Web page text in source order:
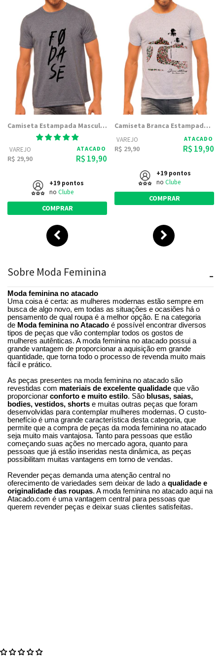
Camiseta Estampada Masculina Joss - Fodase
VAREJO
R$ 29,90
ATACADO
R$ 19,90
+19 pontos
no Clube
COMPRAR
Camiseta Branca Estampada Masculina Joss - Cidades Do Brasil
VAREJO
R$ 29,90
ATACADO
R$ 19,90
+19 pontos
no Clube
COMPRAR
Sobre Moda Feminina -
Moda femininano atacado
Uma coisa é certa: as mulheres modernas estão sempre em
busca de algo novo, em todas as situações e ocasiões há o
pensamento de qual roupa é a melhor opção. E na categoria
de Moda feminina no Atacado é possível encontrar diversos
tipos de peças que vão contemplar todos os gostos de
mulheres autênticas. A moda feminina no atacado possui a
grande vantagem de proporcionar a aquisição em grande
quantidade, que torna todo o processo de revenda muito mais
fácil e prático.
As peças presentes na moda feminina no atacado são
revestidas com materiais de excelente qualidade que vão
proporcionar conforto e muito estilo. São blusas, saias,
bodies, vestidos, shorts e muitas outras peças que foram
desenvolvidas para contemplar mulheres modernas. O custo-
benefício é uma grande característica desta categoria, que
permite que a compra de peças da moda feminina no atacado
seja muito mais vantajosa. Tanto para pessoas que estão
começando suas ações no mercado agora, quanto para
pessoas que já estão inseridas nesta dinâmica, as peças
possibilitam muitas vantagens em torno de vendas.
Revender peças demanda uma atenção central no
oferecimento de variedades sem deixar de lado a qualidade e
originalidade das roupas. A moda feminina no atacado aqui na
Atacado.com é uma vantagem central para pessoas que
querem revender peças e deixar suas clientes satisfeitas.